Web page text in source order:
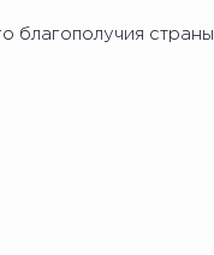
благополучия страны